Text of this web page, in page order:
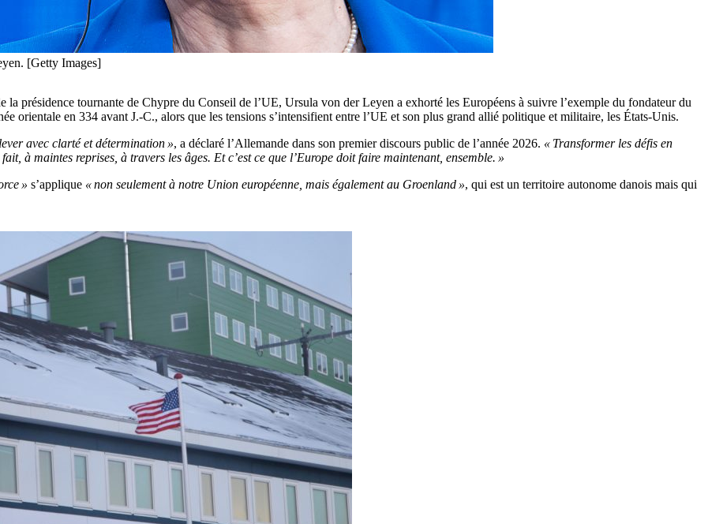
[Getty Images]
présidence tournante de Chypre du Conseil de l’UE, Ursula von der Leyen a exhorté les Européens à suivre l’exemple du fondateur du
orientale en 334 avant J.-C., alors que les tensions s’intensifient entre l’UE et son plus grand allié politique et militaire, les États-Unis.
avec clarté et détermination », a déclaré l’Allemande dans son premier discours public de l’année 2026. « Transformer les défis en
à maintes reprises, à travers les âges. Et c’est ce que l’Europe doit faire maintenant, ensemble. »
» s’applique « non seulement à notre Union européenne, mais également au Groenland », qui est un territoire autonome danois mais qui